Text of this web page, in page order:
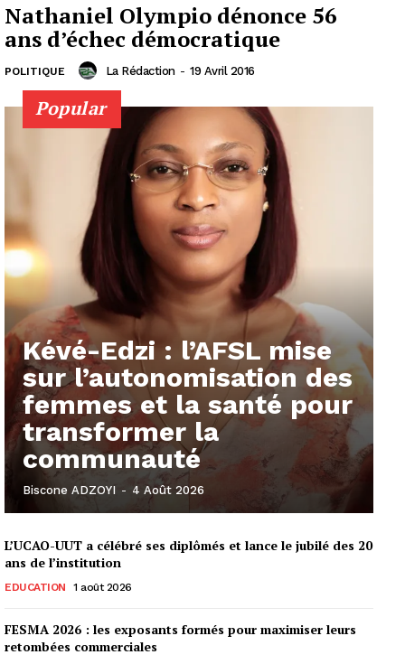
Nathaniel Olympio dénonce 56
ans d’échec démocratique
POLITIQUE La Rédaction - 19 Avril 2016
Popular
Kévé-Edzi : l’AFSL mise
sur l’autonomisation des
femmes et la santé pour
transformer la
communauté
Biscone ADZOYI - 4 Août 2026
L’UCAO-UUT a célébré ses diplômés et lance le jubilé des 20
ans de l’institution
EDUCATION 1 août 2026
FESMA 2026 : les exposants formés pour maximiser leurs
retombées commerciales